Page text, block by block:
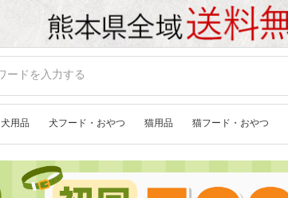
犬用品 犬フード・おやつ 猫用品 猫フード・おやつ